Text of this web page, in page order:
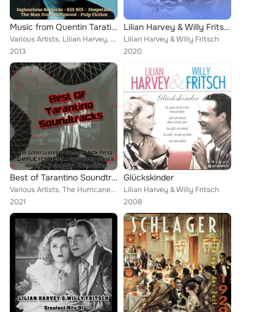
Music from Quentin Taratino Movies (Original Recordings)
Various Artists, Lilian Harvey, Esquivel, Dick Dale and His Del-Tones, Charlie Feathers, Zarah Leander, Faron Young, Link Wray, ...
2013
Lilian Harvey & Willy Fritsch: Ultimate Star Collection
Lilian Harvey & Willy Fritsch
2020
Best of Tarantino Soundtracks
Various Artists, The Hurricanes, Lillian Harvey, Charlie Feathers, Booker T. & the M.G.'s, Dee Clark, Zarah Leander, The Centuri...
2021
Glückskinder
Lilian Harvey & Willy Fritsch
2008